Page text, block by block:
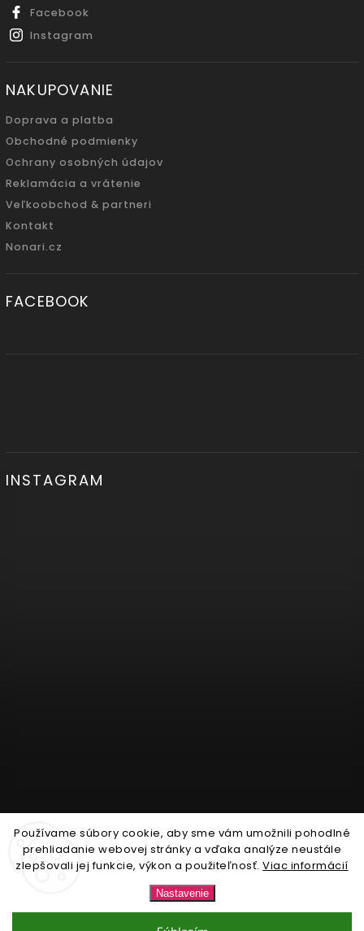
Používame súbory cookie, aby sme vám umožnili pohodlné
prehliadanie webovej stránky a vďaka analýze neustále
zlepšovali jej funkcie, výkon a použiteľnosť.Viac informácií
Nastavenie
Facebook
Instagram
NAKUPOVANIE
Doprava a platba
Obchodné podmienky
Ochrany osobných údajov
Reklamácia a vrátenie
Veľkoobchod & partneri
Kontakt
Nonari.cz
FACEBOOK
INSTAGRAM
Sledovať na Instagrame
Nonari.sk. Všetky práva vyhradené.
Upraviť nastavenie cookies